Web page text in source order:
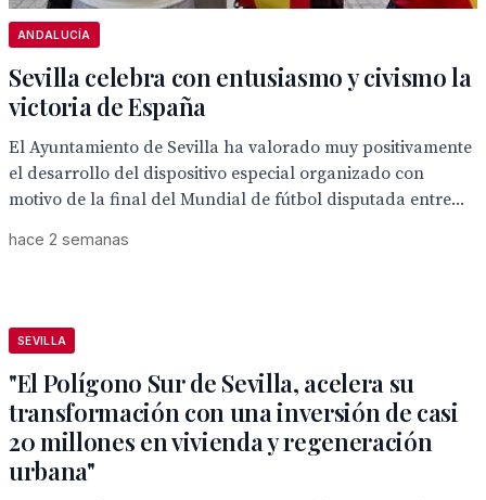
ANDALUCÍA
Sevilla celebra con entusiasmo y civismo la
victoria de España
El Ayuntamiento de Sevilla ha valorado muy positivamente
el desarrollo del dispositivo especial organizado con
motivo de la final del Mundial de fútbol disputada entre...
hace 2 semanas
SEVILLA
"El Polígono Sur de Sevilla, acelera su
transformación con una inversión de casi
20 millones en vivienda y regeneración
urbana"